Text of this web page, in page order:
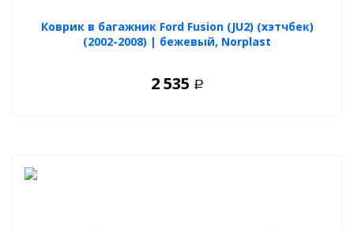
Коврик в багажник Ford Fusion (JU2) (хэтчбек)
(2002-2008) | бежевый, Norplast
2 535 Р